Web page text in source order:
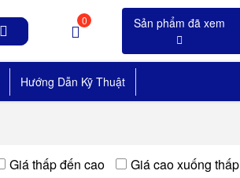
0
Hướng Dẫn Kỹ Thuật
Giá thấp đến cao Giá cao xuống thấp